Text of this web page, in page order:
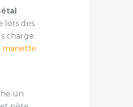
lors des
charge.
manette
un